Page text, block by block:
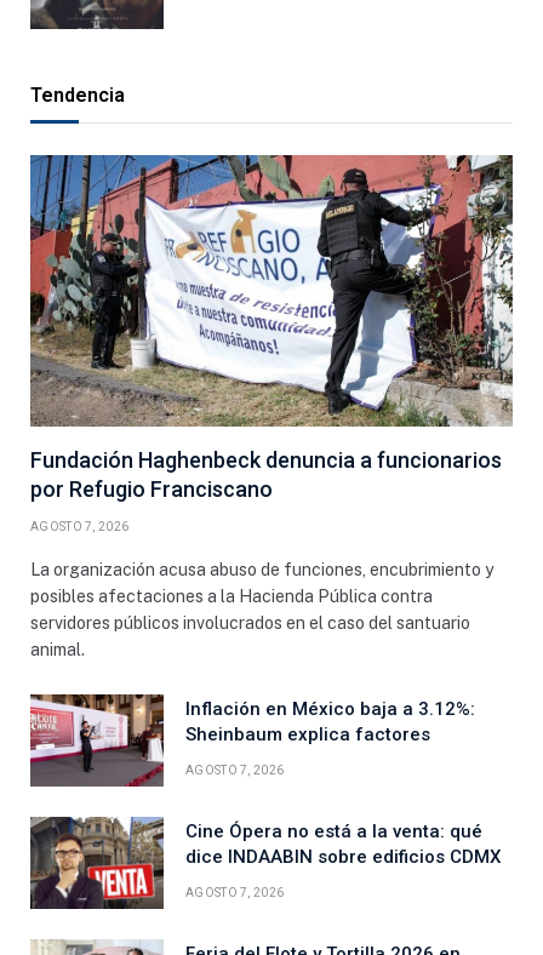
Tendencia
Fundación Haghenbeck denuncia a funcionarios
por Refugio Franciscano
AGOSTO 7, 2026
La organización acusa abuso de funciones, encubrimiento y
posibles afectaciones a la Hacienda Pública contra
servidores públicos involucrados en el caso del santuario
animal.
Inflación en México baja a 3.12%:
Sheinbaum explica factores
AGOSTO 7, 2026
Cine Ópera no está a la venta: qué
dice INDAABIN sobre edificios CDMX
AGOSTO 7, 2026